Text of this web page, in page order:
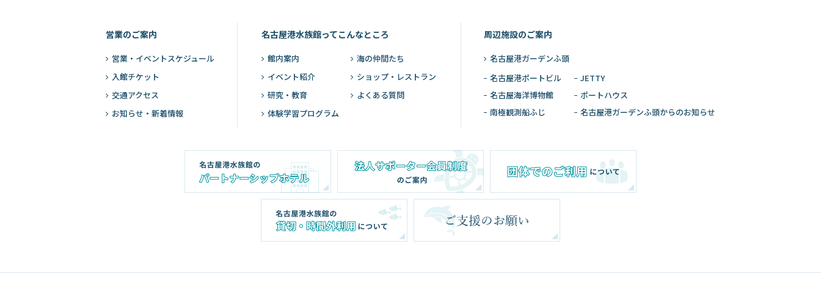
営業のご案内
営業・ イベントスケジュール
入館チケット
交通アクセス
お知らせ・新着情報
名古屋港水族館ってこんなところ
館内案内
海の仲間たち
イベント紹介
ショップ・レストラン
研究・教育
よくある質問
体験学習プログラム
周辺施設のご案内
名古屋港ガーデンふ頭
名古屋港ポートビル
JETTY
名古屋海洋博物館
ポートハウス
南極観測船ふじ
名古屋港ガーデンふ頭からのお知らせ